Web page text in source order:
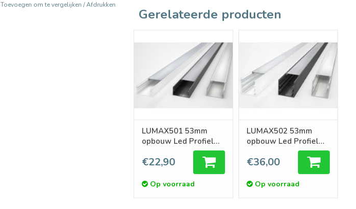
Gerelateerde producten
LUMAX501 53mm
opbouw Led Profiel
€22,90
Op voorraad
LUMAX502 53mm
opbouw Led Profiel
€36,00
Op voorraad
Toevoegen om te vergelijken /Afdrukken